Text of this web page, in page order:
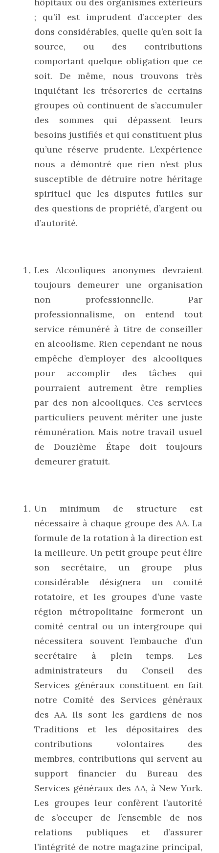
; qu’il est imprudent d’accepter des
dons considérables, quelle qu’en soit la
source, ou des contributions
comportant quelque obligation que ce
soit. De même, nous trouvons très
inquiétant les trésoreries de certains
groupes où continuent de s’accumuler
des sommes qui dépassent leurs
besoins justifiés et qui constituent plus
qu’une réserve prudente. L’expérience
nous a démontré que rien n’est plus
susceptible de détruire notre héritage
spirituel que les disputes futiles sur
des questions de propriété, d’argent ou
d’autorité.
Les Alcooliques anonymes devraient
toujours demeurer une organisation
non professionnelle. Par
professionnalisme, on entend tout
service rémunéré à titre de conseiller
en alcoolisme. Rien cependant ne nous
empêche d’employer des alcooliques
pour accomplir des tâches qui
pourraient autrement être remplies
par des non-alcooliques. Ces services
particuliers peuvent mériter une juste
rémunération. Mais notre travail usuel
de Douzième Étape doit toujours
demeurer gratuit.
Un minimum de structure est
nécessaire à chaque groupe des AA. La
formule de la rotation à la direction est
la meilleure. Un petit groupe peut élire
son secrétaire, un groupe plus
considérable désignera un comité
rotatoire, et les groupes d’une vaste
région métropolitaine formeront un
comité central ou un intergroupe qui
nécessitera souvent l’embauche d’un
secrétaire à plein temps. Les
administrateurs du Conseil des
Services généraux constituent en fait
notre Comité des Services généraux
des AA. Ils sont les gardiens de nos
Traditions et les dépositaires des
contributions volontaires des
membres, contributions qui servent au
support financier du Bureau des
Services généraux des AA, à New York.
Les groupes leur confèrent l’autorité
de s’occuper de l’ensemble de nos
relations publiques et d’assurer
l’intégrité de notre magazine principal,